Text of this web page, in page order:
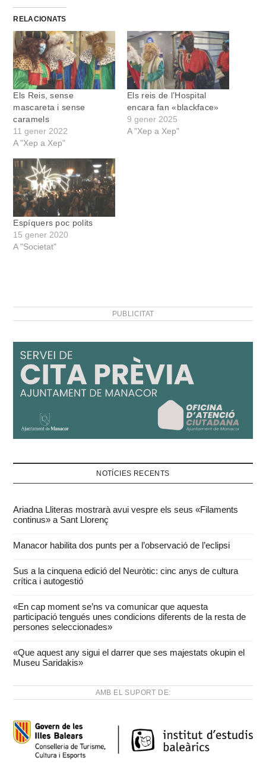
RELACIONATS
Els Reis, sense
mascareta i sense
caramels
11 gener 2022
A "Xep a Xep"
Els reis de l’Hospital
encara fan «blackface»
9 gener 2025
A "Xep a Xep"
Espíquers poc polits
15 gener 2020
A "Societat"
PUBLICITAT
NOTÍCIES RECENTS
Ariadna Lliteras mostrarà avui vespre els seus «Filaments
continus» a Sant Llorenç
Manacor habilita dos punts per a l’observació de l’eclipsi
Sus a la cinquena edició del Neuròtic: cinc anys de cultura
crítica i autogestió
«En cap moment se’ns va comunicar que aquesta
participació tengués unes condicions diferents de la resta de
persones seleccionades»
«Que aquest any sigui el darrer que ses majestats okupin el
Museu Saridakis»
AMB EL SUPORT DE: